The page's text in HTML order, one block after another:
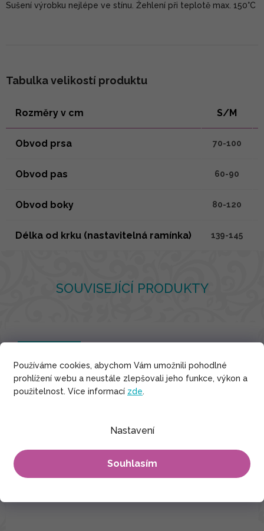
Používáme cookies, abychom Vám umožnili pohodlné
prohlížení webu a neustále zlepšovali jeho funkce, výkon a
použitelnost. Více informací zde.
Nastavení
Souhlasím
SOUVISEJÍCÍ PRODUKTY
Sušení výrobku nejlépe ve stínu. Žehlení při teplotě max. 150°C
Tabulka velikostí produktu
Rozměry v cm S/M
Obvod prsa 70-100
Obvod pas 60-90
Obvod boky 80-120
Délka od krku (nastavitelná ramínka) 139-145